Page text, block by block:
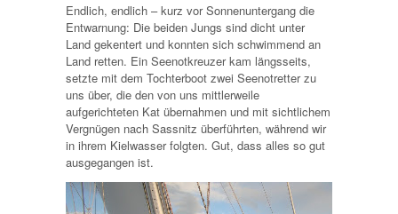
Endlich, endlich – kurz vor Sonnenuntergang die
Entwarnung: Die beiden Jungs sind dicht unter
Land gekentert und konnten sich schwimmend an
Land retten. Ein Seenotkreuzer kam längsseits,
setzte mit dem Tochterboot zwei Seenotretter zu
uns über, die den von uns mittlerweile
aufgerichteten Kat übernahmen und mit sichtlichem
Vergnügen nach Sassnitz überführten, während wir
in ihrem Kielwasser folgten. Gut, dass alles so gut
ausgegangen ist.